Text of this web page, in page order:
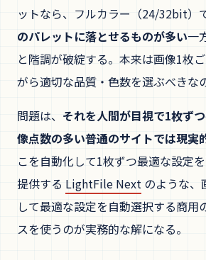
ットなら、フルカラー（24/32bit）
のパレットに落とせるものが多い一
と階調が破綻する。本来は画像1枚
がら適切な品質・色数を選ぶべきな
問題は、 それを人間が目視で1枚ず
像点数の多い普通のサイトでは現実
こを自動化して1枚ずつ最適な設定
提供する LightFile Next のような、
して最適な設定を自動選択する商用
スを使うのが実務的な解になる。